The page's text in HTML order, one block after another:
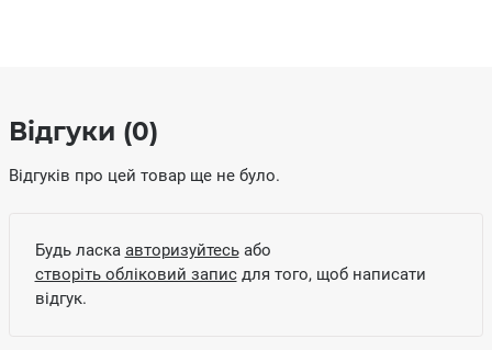
Відгуки (0)
Відгуків про цей товар ще не було.
Будь ласка авторизуйтесьабо
створіть обліковий записдля того, щоб написати
відгук.